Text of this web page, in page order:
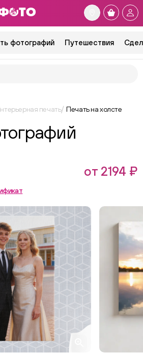
фотографий Путешествия
печать Печать на холсте
от 2194 ₽